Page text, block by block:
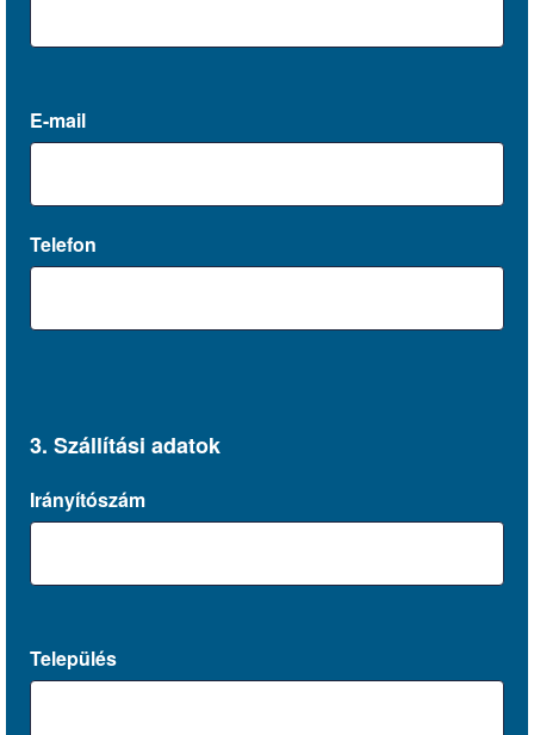
E-mail
Telefon
3. Szállítási adatok
Irányítószám
Település